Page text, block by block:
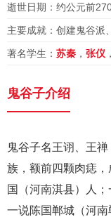
逝世日期：约公元前
主要成就：创建鬼谷派
著名学生： 苏秦 ， 张仪 ，
鬼谷子介绍
鬼谷子名王诩、王
族，额前四颗肉痣
国（河南淇县）人
一说陈国郸城（河